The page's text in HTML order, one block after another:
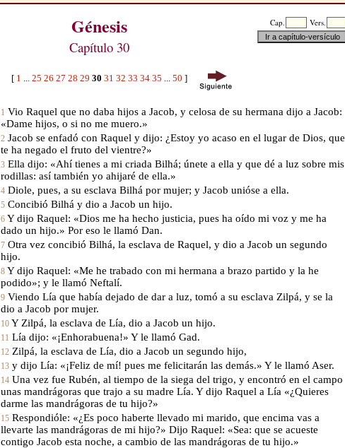
Génesis
Capítulo 30
Cap. Vers.
[ 1 ... 25 26 27 28 29 30 31 32 33 34 35 ... 50 ]
1 Vio Raquel que no daba hijos a Jacob, y celosa de su hermana dijo a Jacob:
«Dame hijos, o si no me muero.»
2 Jacob se enfadó con Raquel y dijo: ¿Estoy yo acaso en el lugar de Dios, que
te ha negado el fruto del vientre?»
3 Ella dijo: «Ahí tienes a mi criada Bilhá; únete a ella y que dé a luz sobre mis
rodillas: así también yo ahijaré de ella.»
4 Diole, pues, a su esclava Bilhá por mujer; y Jacob unióse a ella.
5 Concibió Bilhá y dio a Jacob un hijo.
6 Y dijo Raquel: «Dios me ha hecho justicia, pues ha oído mi voz y me ha
dado un hijo.» Por eso le llamó Dan.
7 Otra vez concibió Bilhá, la esclava de Raquel, y dio a Jacob un segundo
hijo.
8 Y dijo Raquel: «Me he trabado con mi hermana a brazo partido y la he
podido»; y le llamó Neftalí.
9 Viendo Lía que había dejado de dar a luz, tomó a su esclava Zilpá, y se la
dio a Jacob por mujer.
10 Y Zilpá, la esclava de Lía, dio a Jacob un hijo.
11 Lía dijo: «¡Enhorabuena!» Y le llamó Gad.
12 Zilpá, la esclava de Lía, dio a Jacob un segundo hijo,
13 y dijo Lía: «¡Feliz de mí! pues me felicitarán las demás.» Y le llamó Aser.
14 Una vez fue Rubén, al tiempo de la siega del trigo, y encontró en el campo
unas mandrágoras que trajo a su madre Lía. Y dijo Raquel a Lía «¿Quieres
darme las mandrágoras de tu hijo?»
15 Respondióle: «¿Es poco haberte llevado mi marido, que encima vas a
llevarte las mandrágoras de mi hijo?» Dijo Raquel: «Sea: que se acueste
contigo Jacob esta noche, a cambio de las mandrágoras de tu hijo.»